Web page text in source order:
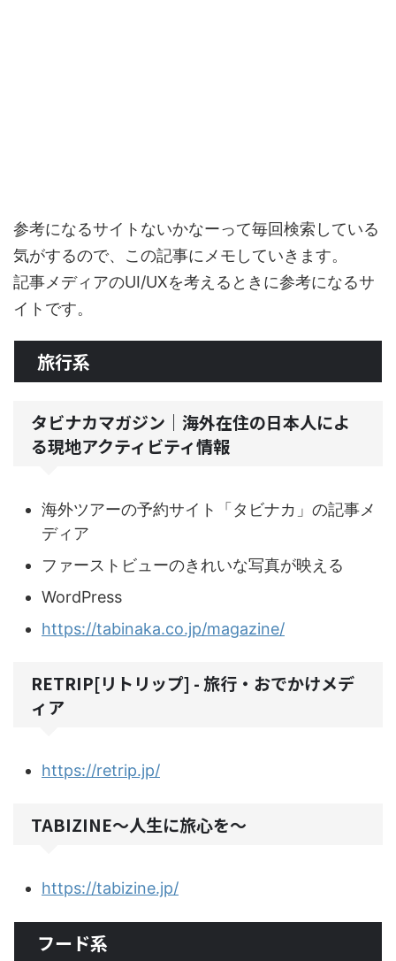
参考になるサイトないかなーって毎回検索している
気がするので、この記事にメモしていきます。
記事メディアのUI/UXを考えるときに参考になるサ
イトです。
旅行系
タビナカマガジン｜海外在住の日本人によ
る現地アクティビティ情報
海外ツアーの予約サイト「タビナカ」の記事メ
ディア
ファーストビューのきれいな写真が映える
WordPress
https://tabinaka.co.jp/magazine/
RETRIP[リトリップ] - 旅行・おでかけメデ
ィア
https://retrip.jp/
TABIZINE～人生に旅心を～
https://tabizine.jp/
フード系